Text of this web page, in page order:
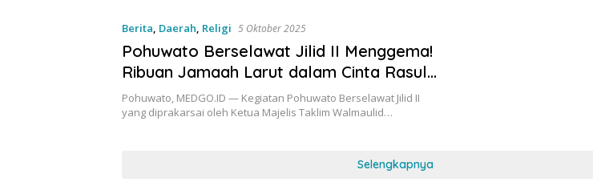
Berita Daerah Religi 5 Oktober 2025
Pohuwato Berselawat Jilid II Menggema!
Ribuan Jamaah Larut dalam Cinta Rasul,
Berkah Ekonomi Pun Mengalir!
Pohuwato, MEDGO.ID — Kegiatan Pohuwato Berselawat Jilid II
yang diprakarsai oleh Ketua Majelis Taklim Walmaulid…
Selengkapnya